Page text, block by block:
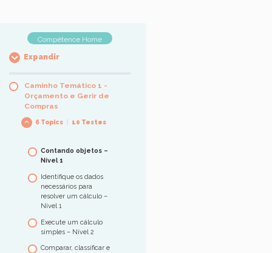
Compétence Home
Expandir
Caminho Temático 1 -
Orçamento e Gerir de
Compras
6 Topics 10 Testes
Contando objetos –
Nível 1
Identifique os dados
necessários para
resolver um cálculo –
Nível 1
Execute um cálculo
simples – Nível 2
Comparar, classificar e